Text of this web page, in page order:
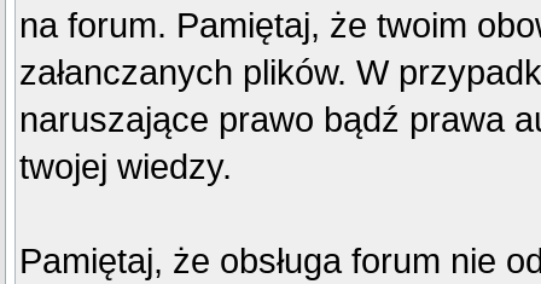
na forum. Pamiętaj, że twoim
załanczanych plików. W
naruszające prawo bądź prawa
twojej wiedzy.
Pamiętaj, że obsługa forum nie